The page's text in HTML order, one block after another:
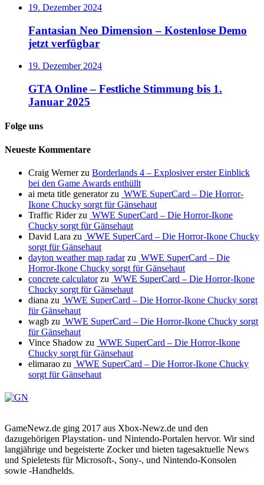
19. Dezember 2024
Fantasian Neo Dimension – Kostenlose Demo
jetzt verfügbar
19. Dezember 2024
GTA Online – Festliche Stimmung bis 1.
Januar 2025
Folge uns
Neueste Kommentare
Craig Wernerzu Borderlands 4 – Explosiver erster Einblick
bei den Game Awards enthüllt
ai meta title generatorzu WWE SuperCard – Die Horror-
Ikone Chucky sorgt für Gänsehaut
Traffic Riderzu WWE SuperCard – Die Horror-Ikone
Chucky sorgt für Gänsehaut
David Lara zu WWE SuperCard – Die Horror-Ikone Chucky
sorgt für Gänsehaut
dayton weather map radarzu WWE SuperCard – Die
Horror-Ikone Chucky sorgt für Gänsehaut
concrete calculatorzu WWE SuperCard – Die Horror-Ikone
Chucky sorgt für Gänsehaut
diana zu WWE SuperCard – Die Horror-Ikone Chucky sorgt
für Gänsehaut
wagb zu WWE SuperCard – Die Horror-Ikone Chucky sorgt
für Gänsehaut
Vince Shadow zu WWE SuperCard – Die Horror-Ikone
Chucky sorgt für Gänsehaut
elimarao zu WWE SuperCard – Die Horror-Ikone Chucky
sorgt für Gänsehaut
GameNewz.de ging 2017 aus Xbox-Newz.de und den
dazugehörigen Playstation- und Nintendo-Portalen hervor. Wir sind
langjährige und begeisterte Zocker und bieten tagesaktuelle News
und Spieletests für Microsoft-, Sony-, und Nintendo-Konsolen
sowie -Handhelds.